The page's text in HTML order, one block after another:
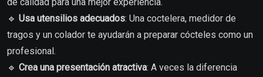
🔹 Usa utensilios adecuados: Una coctelera, medidor de
tragos y un colador te ayudarán a preparar cócteles como un
profesional.
🔹 Crea una presentación atractiva: A veces la diferencia